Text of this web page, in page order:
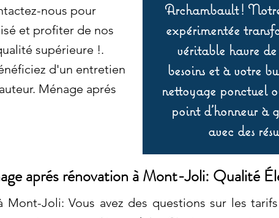
nous pour
et profiter de nos
supérieure !.
d'un entretien
Ménage aprés
Archambault !
expérimentée
véritable havre
besoins et à votre
nettoyage ponctuel
point d’honneur à
avec des
aprés rénovation à Mont-Joli: Qualité
Mont-Joli: Vous avez des questions sur les